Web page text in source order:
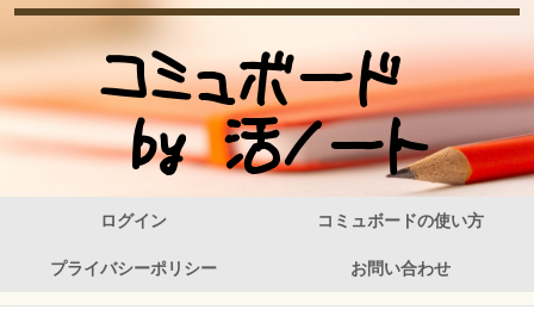
ログイン コミュボードの使い方
プライバシーポリシー お問い合わせ